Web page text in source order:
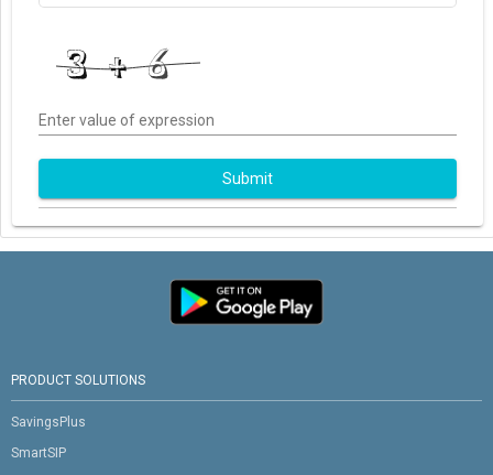
Enter value of expression
Submit
PRODUCT SOLUTIONS
SavingsPlus
SmartSIP